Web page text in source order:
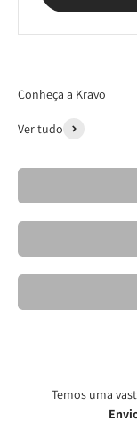
Conheça a Kravo
Ver tudo
Temos uma